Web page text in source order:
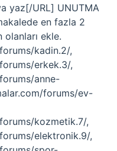
yaz[/URL] UNUTMA
en fazla 2
ekle.
kadin.2/,
erkek.3/,
anne-
forums/ev-
kozmetik.7/,
elektronik.9/,